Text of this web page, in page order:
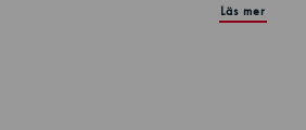
Läs mer